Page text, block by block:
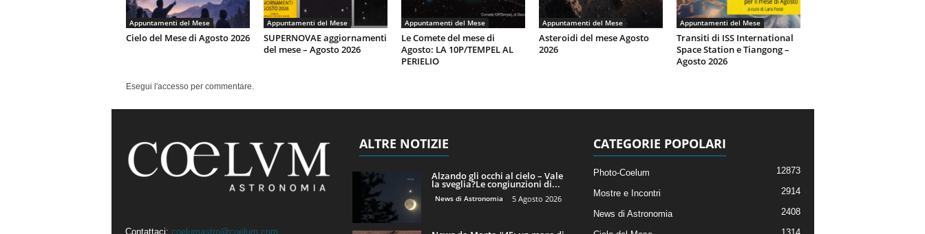
Appuntamenti del Mese
Cielo del Mese di Agosto 2026
Appuntamenti del Mese
SUPERNOVAE aggiornamenti
del mese – Agosto 2026
Appuntamenti del Mese
Le Comete del mese di
Agosto: LA 10P/TEMPEL AL
PERIELIO
Appuntamenti del Mese
Asteroidi del mese Agosto
2026
Appuntamenti del Mese
Transiti di ISS International
Space Station e Tiangong –
Agosto 2026
Esegui l'accesso per commentare.
Contattaci: coelumastro@coelum.com
ALTRE NOTIZIE
Alzando gli occhi al cielo – Vale
la sveglia?Le congiunzioni di...
News di Astronomia 5 Agosto 2026
CATEGORIE POPOLARI
Photo-Coelum 12873
Mostre e Incontri 2914
News di Astronomia 2408